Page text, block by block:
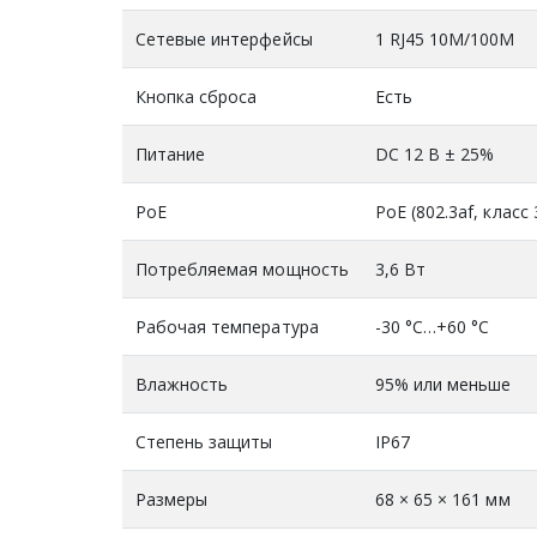
Сетевые интерфейсы 1 RJ45 10M/100M
Кнопка сброса Есть
Питание DC 12 В ± 25%
PoE PoE (802.3af, класс
Потребляемая мощность 3,6 Вт
Рабочая температура -30 °C…+60 °C
Влажность 95% или меньше
Степень защиты IP67
Размеры 68 × 65 × 161 мм